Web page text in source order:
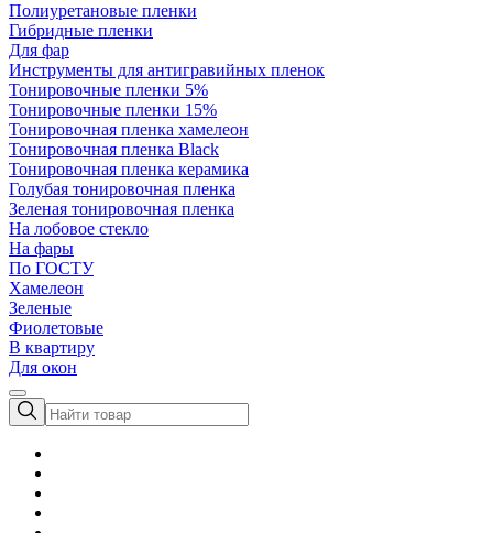
Полиуретановые пленки
Гибридные пленки
Для фар
Инструменты для антигравийных пленок
Тонировочные пленки 5%
Тонировочные пленки 15%
Тонировочная пленка хамелеон
Тонировочная пленка Black
Тонировочная пленка керамика
Голубая тонировочная пленка
Зеленая тонировочная пленка
На лобовое стекло
На фары
По ГОСТУ
Хамелеон
Зеленые
Фиолетовые
В квартиру
Для окон